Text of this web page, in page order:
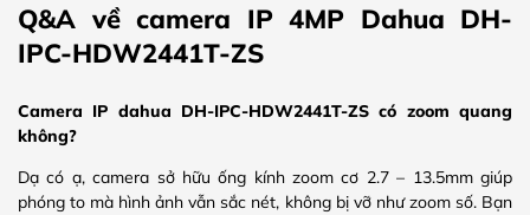
Q&A về camera IP 4MP Dahua DH-
IPC-HDW2441T-ZS
Camera IP dahua DH-IPC-HDW2441T-ZS có zoom quang
không?
Dạ có ạ, camera sở hữu ống kính zoom cơ 2.7 – 13.5mm giúp
phóng to mà hình ảnh vẫn sắc nét, không bị vỡ như zoom số. Bạn